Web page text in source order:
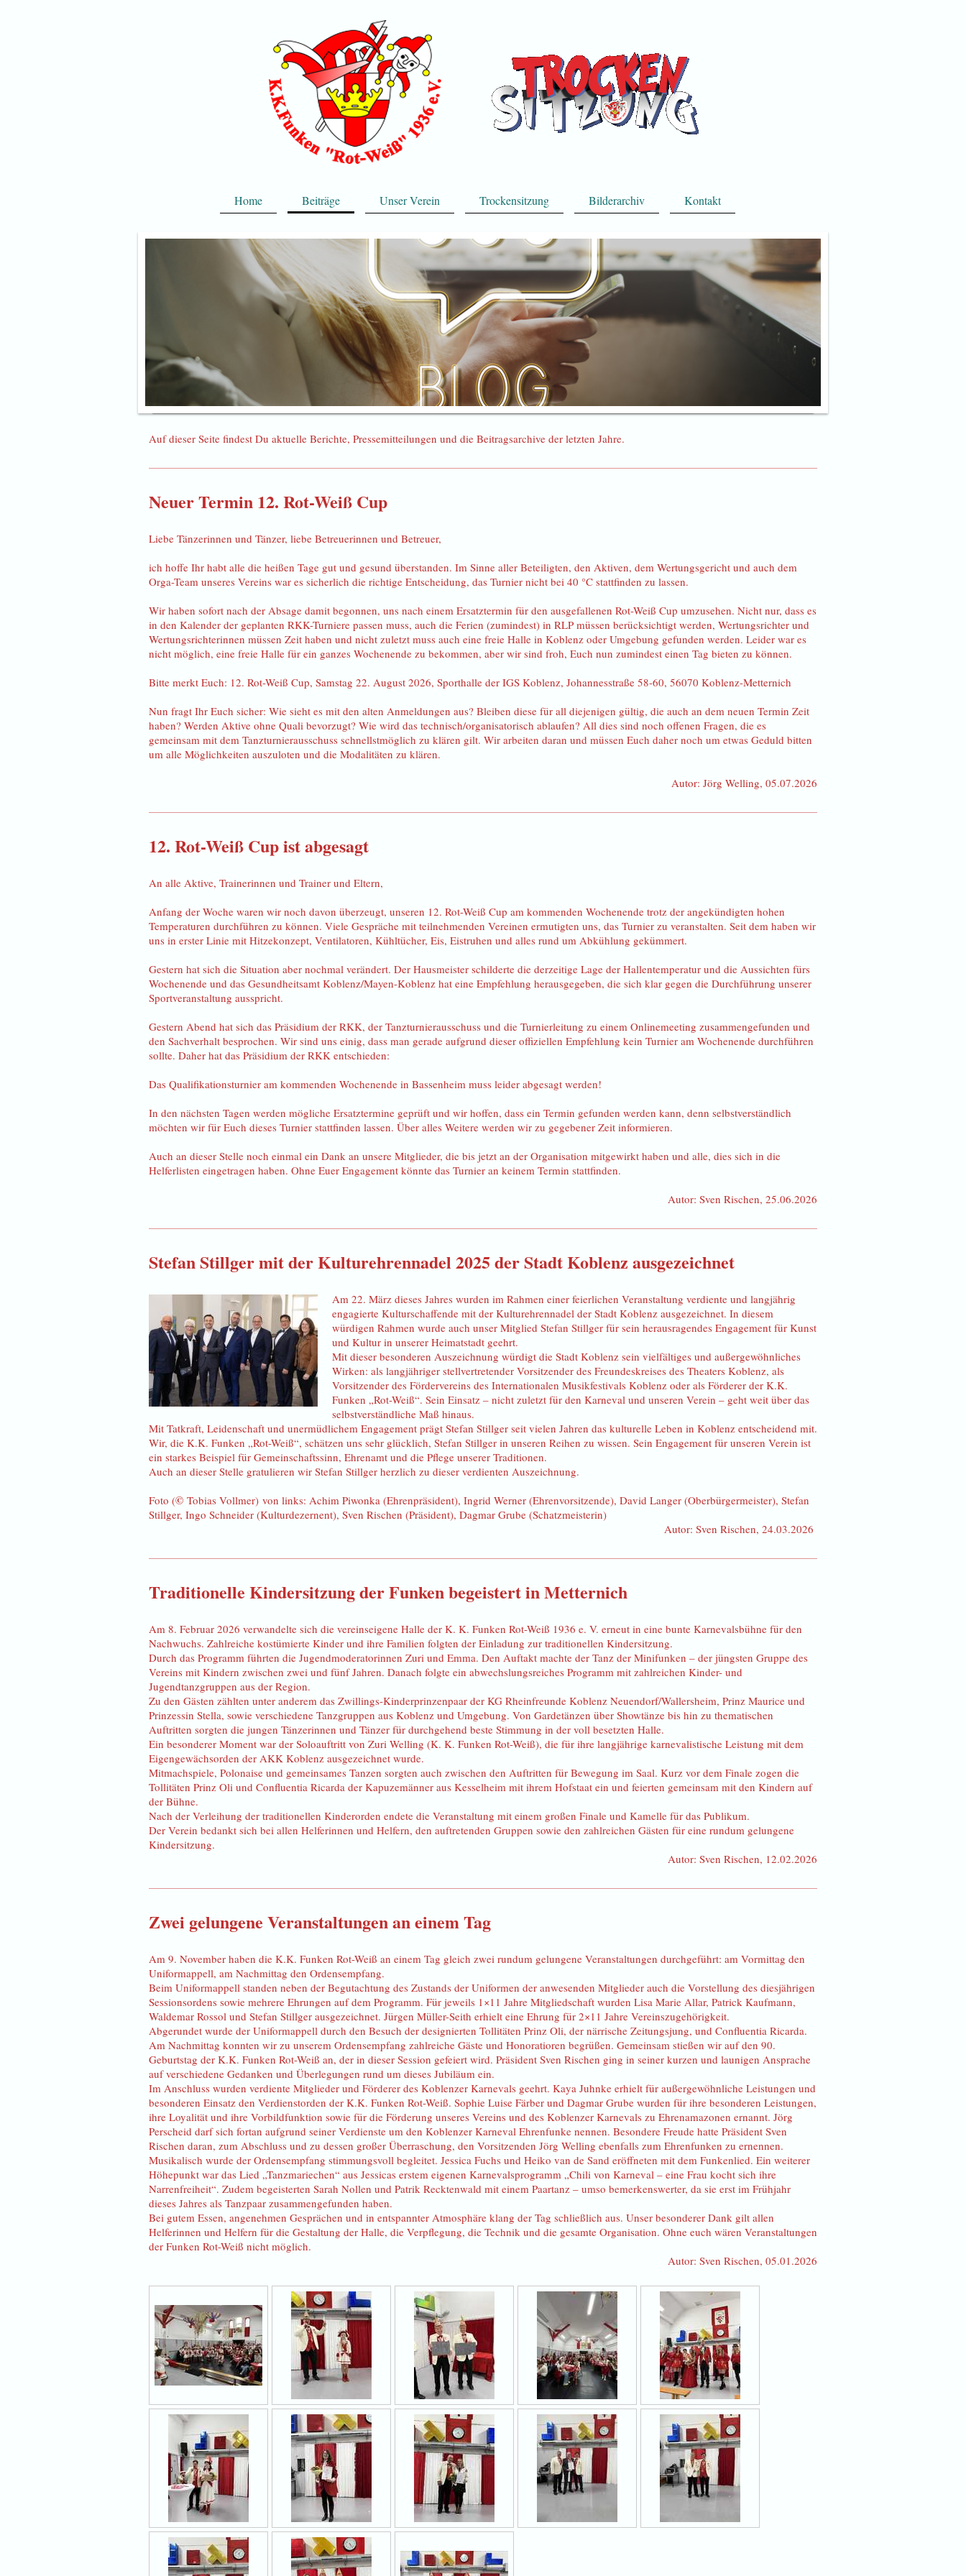
Home Beiträge Unser Verein Trockensitzung Bilderarchiv Kontakt
Auf dieser Seite findest Du aktuelle Berichte, Pressemitteilungen und die Beitragsarchive der letzten Jahre.
Neuer Termin 12. Rot-Weiß Cup
Liebe Tänzerinnen und Tänzer, liebe Betreuerinnen und Betreuer,
ich hoffe Ihr habt alle die heißen Tage gut und gesund überstanden. Im Sinne aller Beteiligten, den Aktiven, dem Wertungsgericht und auch dem
Orga-Team unseres Vereins war es sicherlich die richtige Entscheidung, das Turnier nicht bei 40 °C stattfinden zu lassen.
Wir haben sofort nach der Absage damit begonnen, uns nach einem Ersatztermin für den ausgefallenen Rot-Weiß Cup umzusehen. Nicht nur, dass es
in den Kalender der geplanten RKK-Turniere passen muss, auch die Ferien (zumindest) in RLP müssen berücksichtigt werden, Wertungsrichter und
Wertungsrichterinnen müssen Zeit haben und nicht zuletzt muss auch eine freie Halle in Koblenz oder Umgebung gefunden werden. Leider war es
nicht möglich, eine freie Halle für ein ganzes Wochenende zu bekommen, aber wir sind froh, Euch nun zumindest einen Tag bieten zu können.
Bitte merkt Euch: 12. Rot-Weiß Cup, Samstag 22. August 2026, Sporthalle der IGS Koblenz, Johannesstraße 58-60, 56070 Koblenz-Metternich
Nun fragt Ihr Euch sicher: Wie sieht es mit den alten Anmeldungen aus? Bleiben diese für all diejenigen gültig, die auch an dem neuen Termin Zeit
haben? Werden Aktive ohne Quali bevorzugt? Wie wird das technisch/organisatorisch ablaufen? All dies sind noch offenen Fragen, die es
gemeinsam mit dem Tanzturnierausschuss schnellstmöglich zu klären gilt. Wir arbeiten daran und müssen Euch daher noch um etwas Geduld bitten
um alle Möglichkeiten auszuloten und die Modalitäten zu klären.
Autor: Jörg Welling, 05.07.2026
12. Rot-Weiß Cup ist abgesagt
An alle Aktive, Trainerinnen und Trainer und Eltern,
Anfang der Woche waren wir noch davon überzeugt, unseren 12. Rot-Weiß Cup am kommenden Wochenende trotz der angekündigten hohen
Temperaturen durchführen zu können. Viele Gespräche mit teilnehmenden Vereinen ermutigten uns, das Turnier zu veranstalten. Seit dem haben wir
uns in erster Linie mit Hitzekonzept, Ventilatoren, Kühltücher, Eis, Eistruhen und alles rund um Abkühlung gekümmert.
Gestern hat sich die Situation aber nochmal verändert. Der Hausmeister schilderte die derzeitige Lage der Hallentemperatur und die Aussichten fürs
Wochenende und das Gesundheitsamt Koblenz/Mayen-Koblenz hat eine Empfehlung herausgegeben, die sich klar gegen die Durchführung unserer
Sportveranstaltung ausspricht.
Gestern Abend hat sich das Präsidium der RKK, der Tanzturnierausschuss und die Turnierleitung zu einem Onlinemeeting zusammengefunden und
den Sachverhalt besprochen. Wir sind uns einig, dass man gerade aufgrund dieser offiziellen Empfehlung kein Turnier am Wochenende durchführen
sollte. Daher hat das Präsidium der RKK entschieden:
Das Qualifikationsturnier am kommenden Wochenende in Bassenheim muss leider abgesagt werden!
In den nächsten Tagen werden mögliche Ersatztermine geprüft und wir hoffen, dass ein Termin gefunden werden kann, denn selbstverständlich
möchten wir für Euch dieses Turnier stattfinden lassen. Über alles Weitere werden wir zu gegebener Zeit informieren.
Auch an dieser Stelle noch einmal ein Dank an unsere Mitglieder, die bis jetzt an der Organisation mitgewirkt haben und alle, dies sich in die
Helferlisten eingetragen haben. Ohne Euer Engagement könnte das Turnier an keinem Termin stattfinden.
Autor: Sven Rischen, 25.06.2026
Stefan Stillger mit der Kulturehrennadel 2025 der Stadt Koblenz ausgezeichnet
Am 22. März dieses Jahres wurden im Rahmen einer feierlichen Veranstaltung verdiente und langjährig
engagierte Kulturschaffende mit der Kulturehrennadel der Stadt Koblenz ausgezeichnet. In diesem
würdigen Rahmen wurde auch unser Mitglied Stefan Stillger für sein herausragendes Engagement für Kunst
und Kultur in unserer Heimatstadt geehrt.
Mit dieser besonderen Auszeichnung würdigt die Stadt Koblenz sein vielfältiges und außergewöhnliches
Wirken: als langjähriger stellvertretender Vorsitzender des Freundeskreises des Theaters Koblenz, als
Vorsitzender des Fördervereins des Internationalen Musikfestivals Koblenz oder als Förderer der K.K.
Funken „Rot-Weiß“. Sein Einsatz – nicht zuletzt für den Karneval und unseren Verein – geht weit über das
selbstverständliche Maß hinaus.
Mit Tatkraft, Leidenschaft und unermüdlichem Engagement prägt Stefan Stillger seit vielen Jahren das kulturelle Leben in Koblenz entscheidend mit.
Wir, die K.K. Funken „Rot-Weiß“, schätzen uns sehr glücklich, Stefan Stillger in unseren Reihen zu wissen. Sein Engagement für unseren Verein ist
ein starkes Beispiel für Gemeinschaftssinn, Ehrenamt und die Pflege unserer Traditionen.
Auch an dieser Stelle gratulieren wir Stefan Stillger herzlich zu dieser verdienten Auszeichnung.
Foto (© Tobias Vollmer) von links: Achim Piwonka (Ehrenpräsident), Ingrid Werner (Ehrenvorsitzende), David Langer (Oberbürgermeister), Stefan
Stillger, Ingo Schneider (Kulturdezernent), Sven Rischen (Präsident), Dagmar Grube (Schatzmeisterin)
Autor: Sven Rischen, 24.03.2026
Traditionelle Kindersitzung der Funken begeistert in Metternich
Am 8. Februar 2026 verwandelte sich die vereinseigene Halle der K. K. Funken Rot-Weiß 1936 e. V. erneut in eine bunte Karnevalsbühne für den
Nachwuchs. Zahlreiche kostümierte Kinder und ihre Familien folgten der Einladung zur traditionellen Kindersitzung.
Durch das Programm führten die Jugendmoderatorinnen Zuri und Emma. Den Auftakt machte der Tanz der Minifunken – der jüngsten Gruppe des
Vereins mit Kindern zwischen zwei und fünf Jahren. Danach folgte ein abwechslungsreiches Programm mit zahlreichen Kinder- und
Jugendtanzgruppen aus der Region.
Zu den Gästen zählten unter anderem das Zwillings-Kinderprinzenpaar der KG Rheinfreunde Koblenz Neuendorf/Wallersheim, Prinz Maurice und
Prinzessin Stella, sowie verschiedene Tanzgruppen aus Koblenz und Umgebung. Von Gardetänzen über Showtänze bis hin zu thematischen
Auftritten sorgten die jungen Tänzerinnen und Tänzer für durchgehend beste Stimmung in der voll besetzten Halle.
Ein besonderer Moment war der Soloauftritt von Zuri Welling (K. K. Funken Rot-Weiß), die für ihre langjährige karnevalistische Leistung mit dem
Eigengewächsorden der AKK Koblenz ausgezeichnet wurde.
Mitmachspiele, Polonaise und gemeinsames Tanzen sorgten auch zwischen den Auftritten für Bewegung im Saal. Kurz vor dem Finale zogen die
Tollitäten Prinz Oli und Confluentia Ricarda der Kapuzemänner aus Kesselheim mit ihrem Hofstaat ein und feierten gemeinsam mit den Kindern auf
der Bühne.
Nach der Verleihung der traditionellen Kinderorden endete die Veranstaltung mit einem großen Finale und Kamelle für das Publikum.
Der Verein bedankt sich bei allen Helferinnen und Helfern, den auftretenden Gruppen sowie den zahlreichen Gästen für eine rundum gelungene
Kindersitzung.
Autor: Sven Rischen, 12.02.2026
Zwei gelungene Veranstaltungen an einem Tag
Am 9. November haben die K.K. Funken Rot-Weiß an einem Tag gleich zwei rundum gelungene Veranstaltungen durchgeführt: am Vormittag den
Uniformappell, am Nachmittag den Ordensempfang.
Beim Uniformappell standen neben der Begutachtung des Zustands der Uniformen der anwesenden Mitglieder auch die Vorstellung des diesjährigen
Sessionsordens sowie mehrere Ehrungen auf dem Programm. Für jeweils 1×11 Jahre Mitgliedschaft wurden Lisa Marie Allar, Patrick Kaufmann,
Waldemar Rossol und Stefan Stillger ausgezeichnet. Jürgen Müller-Seith erhielt eine Ehrung für 2×11 Jahre Vereinszugehörigkeit.
Abgerundet wurde der Uniformappell durch den Besuch der designierten Tollitäten Prinz Oli, der närrische Zeitungsjung, und Confluentia Ricarda.
Am Nachmittag konnten wir zu unserem Ordensempfang zahlreiche Gäste und Honoratioren begrüßen. Gemeinsam stießen wir auf den 90.
Geburtstag der K.K. Funken Rot-Weiß an, der in dieser Session gefeiert wird. Präsident Sven Rischen ging in seiner kurzen und launigen Ansprache
auf verschiedene Gedanken und Überlegungen rund um dieses Jubiläum ein.
Im Anschluss wurden verdiente Mitglieder und Förderer des Koblenzer Karnevals geehrt. Kaya Juhnke erhielt für außergewöhnliche Leistungen und
besonderen Einsatz den Verdienstorden der K.K. Funken Rot-Weiß. Sophie Luise Färber und Dagmar Grube wurden für ihre besonderen Leistungen,
ihre Loyalität und ihre Vorbildfunktion sowie für die Förderung unseres Vereins und des Koblenzer Karnevals zu Ehrenamazonen ernannt. Jörg
Perscheid darf sich fortan aufgrund seiner Verdienste um den Koblenzer Karneval Ehrenfunke nennen. Besondere Freude hatte Präsident Sven
Rischen daran, zum Abschluss und zu dessen großer Überraschung, den Vorsitzenden Jörg Welling ebenfalls zum Ehrenfunken zu ernennen.
Musikalisch wurde der Ordensempfang stimmungsvoll begleitet. Jessica Fuchs und Heiko van de Sand eröffneten mit dem Funkenlied. Ein weiterer
Höhepunkt war das Lied „Tanzmariechen“ aus Jessicas erstem eigenen Karnevalsprogramm „Chili von Karneval – eine Frau kocht sich ihre
Narrenfreiheit“. Zudem begeisterten Sarah Nollen und Patrik Recktenwald mit einem Paartanz – umso bemerkenswerter, da sie erst im Frühjahr
dieses Jahres als Tanzpaar zusammengefunden haben.
Bei gutem Essen, angenehmen Gesprächen und in entspannter Atmosphäre klang der Tag schließlich aus. Unser besonderer Dank gilt allen
Helferinnen und Helfern für die Gestaltung der Halle, die Verpflegung, die Technik und die gesamte Organisation. Ohne euch wären Veranstaltungen
der Funken Rot-Weiß nicht möglich.
Autor: Sven Rischen, 05.01.2026